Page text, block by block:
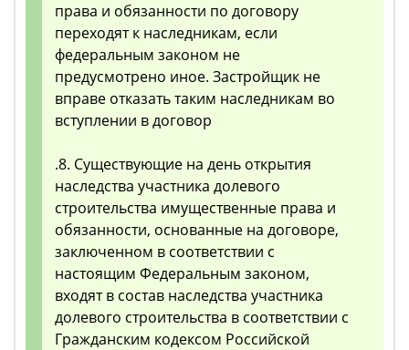
права и обязанности по договору
переходят к наследникам, если
федеральным законом не
предусмотрено иное. Застройщик не
вправе отказать таким наследникам во
вступлении в договор
.8. Существующие на день открытия
наследства участника долевого
строительства имущественные права и
обязанности, основанные на договоре,
заключенном в соответствии с
настоящим Федеральным законом,
входят в состав наследства участника
долевого строительства в соответствии с
Гражданским кодексом Российской